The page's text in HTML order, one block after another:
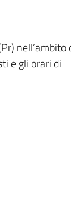
nell’ambito
e gli orari di